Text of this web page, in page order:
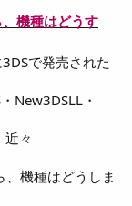
機種はどうす
で発売された
New3DSLL・
々
機種はどうしま